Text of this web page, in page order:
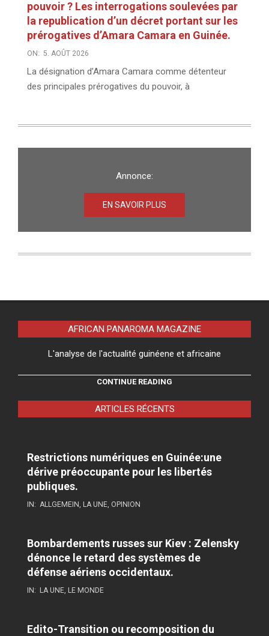
pouvoir ? Les interrogations soulevées par
la republication d’un décret portant sur les
prérogatives d’Amara Camara en Guinée.
ON: 5. AOÛT 2026
La désignation d’Amara Camara comme détenteur
des principales prérogatives du pouvoir, à
Annonce:
EN SAVOIR PLUS
AFRICAN PANAROMA MAGAZINE
L'analyse de l'actualité guinéene et africaine
CONTINUE READING
ARTICLES RÉCENTS
Restrictions numériques en Guinée:une
dérive préoccupante pour les libertés
publiques.
IN: ALLGEMEIN LA UNE OPINION
Bombardements russes sur Kiev : Zelensky
dénonce le retard des systèmes de
défense aériens occidentaux.
IN: LA UNE LE MONDE
Edito-Transition ou recomposition du